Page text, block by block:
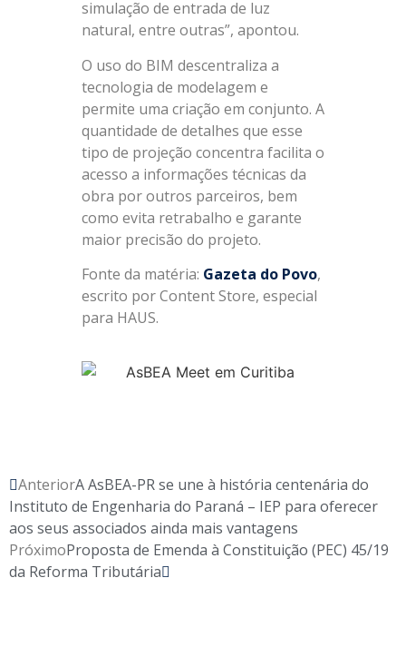
simulação de entrada de luz
natural, entre outras”, apontou.
O uso do BIM descentraliza a
tecnologia de modelagem e
permite uma criação em conjunto. A
quantidade de detalhes que esse
tipo de projeção concentra facilita o
acesso a informações técnicas da
obra por outros parceiros, bem
como evita retrabalho e garante
maior precisão do projeto.
Fonte da matéria: Gazeta do Povo,
escrito por Content Store, especial
para HAUS.
AnteriorA AsBEA-PR se une à história centenária do
Instituto de Engenharia do Paraná – IEP para oferecer
aos seus associados ainda mais vantagens
PróximoProposta de Emenda à Constituição (PEC) 45/19
da Reforma Tributária